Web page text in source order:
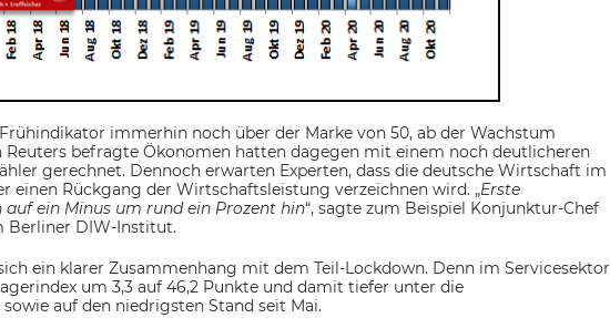
immerhin noch über der Marke von 50, ab der Wachstum
Reuters befragte Ökonomen hatten dagegen mit einem noch deutlicheren
gerechnet. Dennoch erwarten Experten, dass die deutsche Wirtschaft im
einen Rückgang der Wirtschaftsleistung verzeichnen wird. „Erste
auf ein Minus um rund ein Prozent hin“, sagte zum Beispiel Konjunktur-Chef
Berliner DIW-Institut.
ein klarer Zusammenhang mit dem Teil-Lockdown. Denn im Servicesektor
um 3,3 auf 46,2 Punkte und damit tiefer unter die
auf den niedrigsten Stand seit Mai.